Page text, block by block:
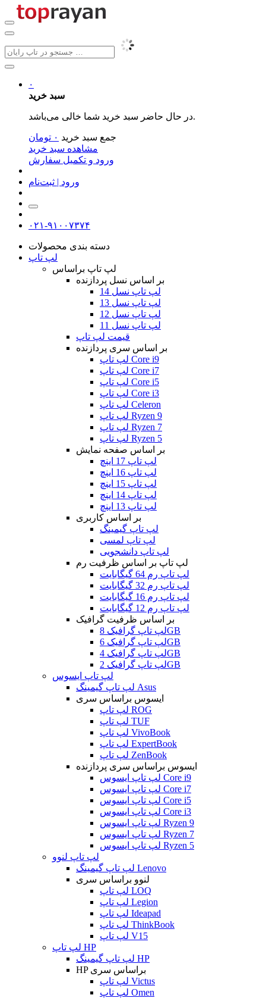
۰
سبد خرید
در حال حاضر سبد خرید شما خالی می‌باشد.
جمع سبد خرید ۰ تومان
مشاهده سبد خرید
ورود و تکمیل سفارش
ورود | ثبت‌نام
۰۲۱-۹۱۰۰۷۳۷۴
دسته بندی محصولات
لپ تاپ
لپ تاپ براساس
بر اساس نسل پردازنده
لپ تاپ نسل 14
لپ تاپ نسل 13
لپ تاپ نسل 12
لپ تاپ نسل 11
قیمت لپ تاپ
بر اساس سری پردازنده
لپ تاپ Core i9
لپ تاپ Core i7
لپ تاپ Core i5
لپ تاپ Core i3
لپ تاپ Celeron
لپ تاپ Ryzen 9
لپ تاپ Ryzen 7
لپ تاپ Ryzen 5
بر اساس صفحه نمایش
لپ تاپ 17 اینچ
لپ تاپ 16 اینچ
لپ تاپ 15 اینچ
لپ تاپ 14 اینچ
لپ تاپ 13 اینچ
بر اساس کاربری
لپ تاپ گیمینگ
لپ تاپ لمسی
لپ تاپ دانشجویی
لپ تاپ بر اساس ظرفیت رم
لپ تاپ رم 64 گیگابایت
لپ تاپ رم 32 گیگابایت
لپ تاپ رم 16 گیگابایت
لپ تاپ رم 12 گیگابایت
بر اساس ظرفیت گرافیک
لپ تاپ گرافیک 8GB
لپ تاپ گرافیک 6GB
لپ تاپ گرافیک 4GB
لپ تاپ گرافیک 2GB
لپ تاپ ایسوس
لپ تاپ گیمینگ Asus
ایسوس براساس سری
لپ تاپ ROG
لپ تاپ TUF
لپ تاپ VivoBook
لپ تاپ ExpertBook
لپ تاپ ZenBook
ایسوس براساس سری پردازنده
لپ تاپ ایسوس Core i9
لپ تاپ ایسوس Core i7
لپ تاپ ایسوس Core i5
لپ تاپ ایسوس Core i3
لپ تاپ ایسوس Ryzen 9
لپ تاپ ایسوس Ryzen 7
لپ تاپ ایسوس Ryzen 5
لپ تاپ لنوو
لپ تاپ گیمینگ Lenovo
لنوو براساس سری
لپ تاپ LOQ
لپ تاپ Legion
لپ تاپ Ideapad
لپ تاپ ThinkBook
لپ تاپ V15
لپ تاپ HP
لپ تاپ گیمینگ HP
HP براساس سری
لپ تاپ Victus
لپ تاپ Omen